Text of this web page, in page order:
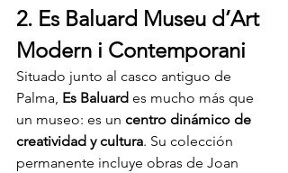
2. Es Baluard Museu d’Art
Modern i Contemporani
Situado junto al casco antiguo de
Palma, Es Baluard es mucho más que
un museo: es un centro dinámico de
creatividad y cultura. Su colección
permanente incluye obras de Joan